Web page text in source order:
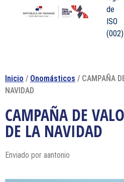
Inicio / Onomásticos / CAMPAÑA
NAVIDAD
CAMPAÑA DE
DE LA NAVIDAD
Enviado por aantonio